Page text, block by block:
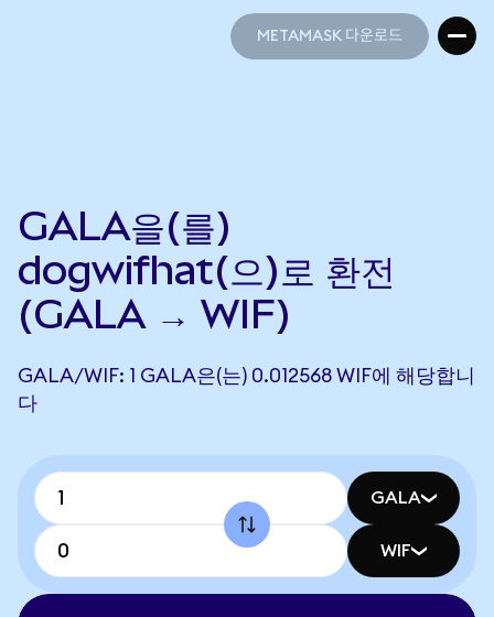
METAMASK 다운로드
GALA을(를)
dogwifhat(으)로 환전
(GALA → WIF)
GALA/WIF: 1 GALA은(는) 0.012568 WIF에 해당합니
다
GALA
WIF